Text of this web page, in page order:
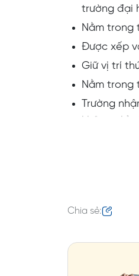
trường đại
Nằm trong
Được xếp
Giữ vị trí
Nằm trong
Trường
không chỉ
khác từ 5 –
vụ cho nhu
Cơ hội
Chia sẻ: